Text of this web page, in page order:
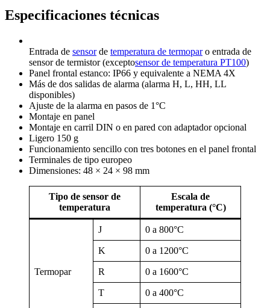
Especificaciones técnicas
Entrada de sensorde temperatura de termoparo entrada de
sensor de termistor (exceptosensor de temperatura PT100)
Panel frontal estanco: IP66 y equivalente a NEMA 4X
Más de dos salidas de alarma (alarma H, L, HH, LL
disponibles)
Ajuste de la alarma en pasos de 1°C
Montaje en panel
Montaje en carril DIN o en pared con adaptador opcional
Ligero 150 g
Funcionamiento sencillo con tres botones en el panel frontal
Terminales de tipo europeo
Dimensiones: 48 × 24 × 98 mm
Tipo de sensor de
temperatura
Escala de
temperatura (°C)
Termopar
J 0 a 800°C
K 0 a 1200°C
R 0 a 1600°C
T 0 a 400°C